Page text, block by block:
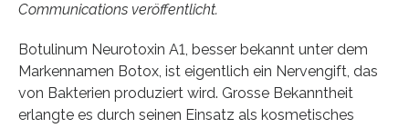
Communications veröffentlicht.
Botulinum Neurotoxin A1, besser bekannt unter dem
Markennamen Botox, ist eigentlich ein Nervengift, das
von Bakterien produziert wird. Grosse Bekanntheit
erlangte es durch seinen Einsatz als kosmetisches